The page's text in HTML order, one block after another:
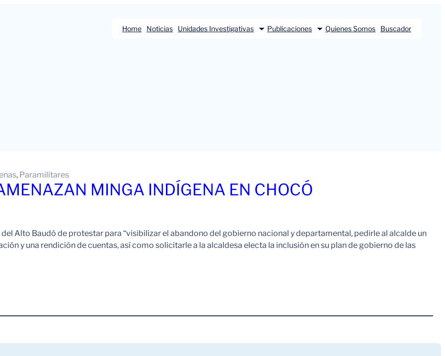
Home Noticias Unidades Investigativas Publicaciones Quienes Somos Buscador
, Paramilitares
MINGA INDÍGENA EN CHOCÓ
Alto Baudó de protestar para “visibilizar el abandono del gobierno nacional y departamental, pedirle al alcalde un
y una rendición de cuentas, así como solicitarle a la alcaldesa electa la inclusión en su plan de gobierno de las